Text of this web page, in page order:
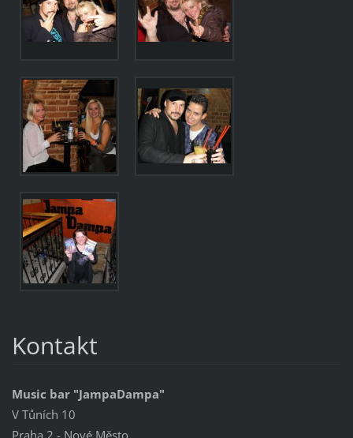
Kontakt
Music bar "JampaDampa"
V Tůních 10
Praha 2 - Nové Město